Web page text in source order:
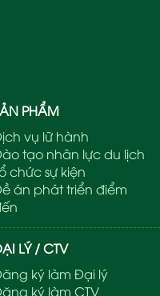
PHẨM
vụ lữ hành
tạo nhân lực du lịch
chức sự kiện
án phát triển điểm
LÝ / CTV
ký làm Đại lý
ký làm CTV